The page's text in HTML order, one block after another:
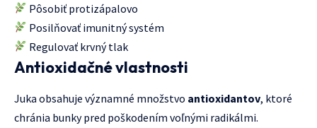
Pôsobiť protizápalovo
Posilňovať imunitný systém
Regulovať krvný tlak
Antioxidačné vlastnosti
Juka obsahuje významné množstvo antioxidantov, ktoré
chránia bunky pred poškodením voľnými radikálmi.